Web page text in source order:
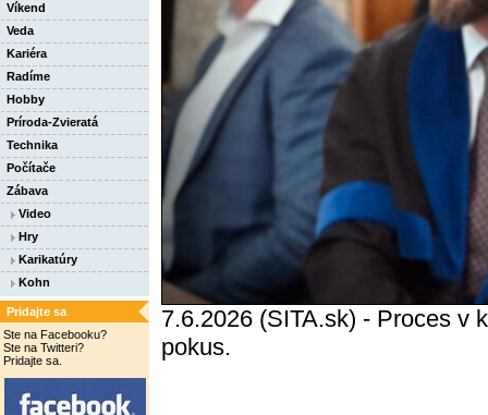
Víkend
Veda
Kariéra
Radíme
Hobby
Príroda-Zvieratá
Technika
Počítače
Zábava
Video
Hry
Karikatúry
Kohn
Pridajte sa
Ste na Facebooku?
Ste na Twitteri?
Pridajte sa.
7.6.2026 (SITA.sk) - Proces v
pokus.